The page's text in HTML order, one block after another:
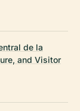
de la
and Visitor